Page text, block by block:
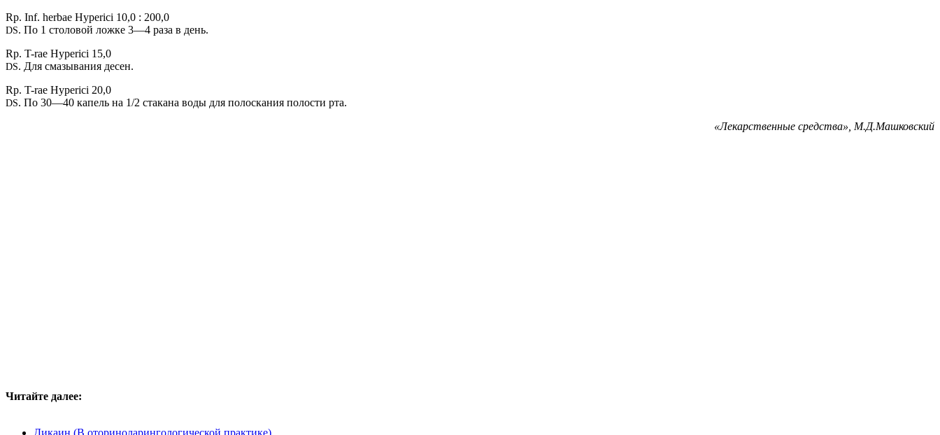
Rp. Inf. herbae Hyperici 10,0 : 200,0
DS. По 1 столовой ложке 3—4 раза в день.
Rp. T-rae Hyperici 15,0
DS. Для смазывания десен.
Rp. T-rae Hyperici 20,0
DS. По 30—40 капель на 1/2 стакана воды для полоскания полости рта.
«Лекарственные средства», М.Д.Машковский
Читайте далее:
Дикаин (В оториноларингологической практике)